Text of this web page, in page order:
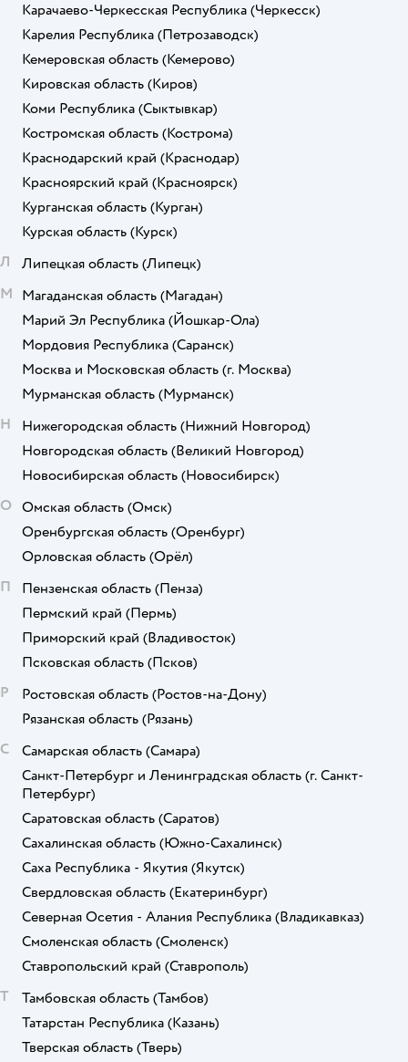
Карачаево-Черкесская Республика (Черкесск)
Карелия Республика (Петрозаводск)
Кемеровская область (Кемерово)
Кировская область (Киров)
Коми Республика (Сыктывкар)
Костромская область (Кострома)
Краснодарский край (Краснодар)
Красноярский край (Красноярск)
Курганская область (Курган)
Курская область (Курск)
Л
Липецкая область (Липецк)
М Магаданская область (Магадан)
Марий Эл Республика (Йошкар-Ола)
Мордовия Республика (Саранск)
Москва и Московская область (г. Москва)
Мурманская область (Мурманск)
Н
Нижегородская область (Нижний Новгород)
Новгородская область (Великий Новгород)
Новосибирская область (Новосибирск)
О Омская область (Омск)
Оренбургская область (Оренбург)
Орловская область (Орёл)
П
Пензенская область (Пенза)
Пермский край (Пермь)
Приморский край (Владивосток)
Псковская область (Псков)
Р
Ростовская область (Ростов-на-Дону)
Рязанская область (Рязань)
С
Самарская область (Самара)
Санкт-Петербург и Ленинградская область (г. Санкт-
Петербург)
Саратовская область (Саратов)
Сахалинская область (Южно-Сахалинск)
Саха Республика - Якутия (Якутск)
Свердловская область (Екатеринбург)
Северная Осетия - Алания Республика (Владикавказ)
Смоленская область (Смоленск)
Ставропольский край (Ставрополь)
Т
Тамбовская область (Тамбов)
Татарстан Республика (Казань)
Тверская область (Тверь)